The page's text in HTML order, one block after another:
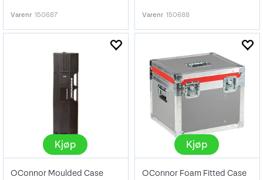
Varenr 150687 Varenr 150688
Kjøp
OConnor Moulded Case
Kjøp
OConnor Foam Fitted Case